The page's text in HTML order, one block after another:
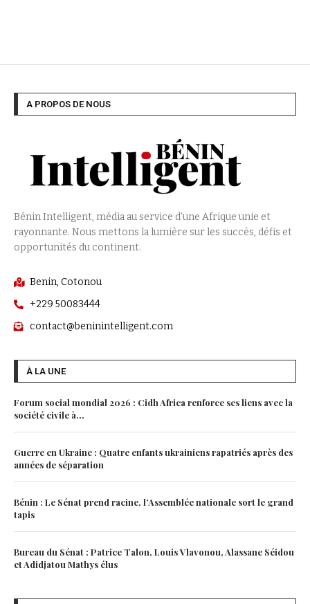
A PROPOS DE NOUS
Bénin Intelligent, média au service d’une Afrique unie et
rayonnante. Nous mettons la lumière sur les succès, défis et
opportunités du continent.
Benin, Cotonou
+229 50083444
contact@beninintelligent.com
À LA UNE
Forum social mondial 2026 : Cidh Africa renforce ses liens avec la
société civile à...
Guerre en Ukraine : Quatre enfants ukrainiens rapatriés après des
années de séparation
Bénin : Le Sénat prend racine, l’Assemblée nationale sort le grand
tapis
Bureau du Sénat : Patrice Talon, Louis Vlavonou, Alassane Séidou
et Adidjatou Mathys élus